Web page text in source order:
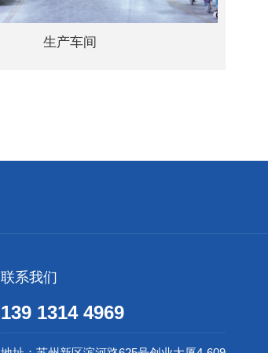
生产车间
联系我们
139 1314 4969